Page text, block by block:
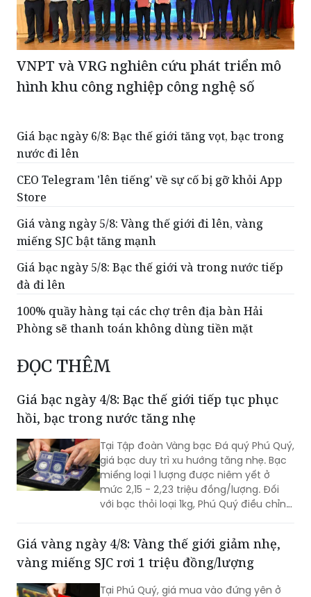
hình khu công nghiệp công nghệ số
Giá bạc ngày 6/8: Bạc thế giới tăng vọt, bạc trong
nước đi lên
CEO Telegram 'lên tiếng' về sự cố bị gỡ khỏi App
Store
Giá vàng ngày 5/8: Vàng thế giới đi lên, vàng
miếng SJC bật tăng mạnh
Giá bạc ngày 5/8: Bạc thế giới và trong nước tiếp
đà đi lên
100% quầy hàng tại các chợ trên địa bàn Hải
Phòng sẽ thanh toán không dùng tiền mặt
ĐỌC THÊM
Giá bạc ngày 4/8: Bạc thế giới tiếp tục phục
hồi, bạc trong nước tăng nhẹ
Tại Tập đoàn Vàng bạc Đá quý Phú Quý,
giá bạc duy trì xu hướng tăng nhẹ. Bạc
mức 2,15 - 2,23 triệu đồng/lượng. Đối
với bạc thỏi loại 1kg, Phú Quý điều chỉnh
đưa giá về mức 57,9 - 59,7 triệu
Giá vàng ngày 4/8: Vàng thế giới giảm nhẹ,